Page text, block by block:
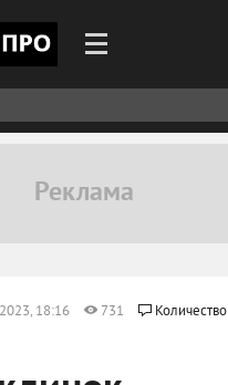
18:16 731
Количество